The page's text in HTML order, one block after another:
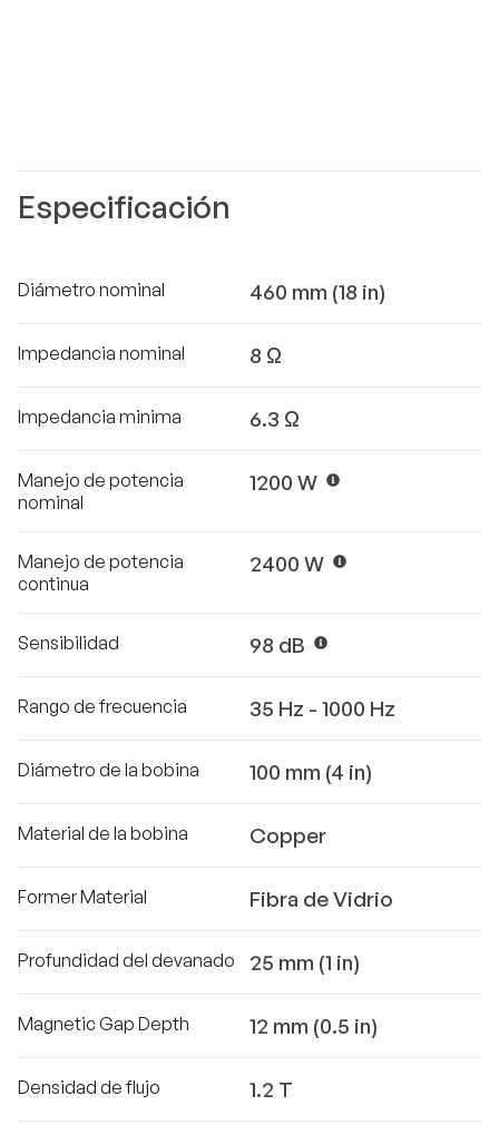
Especificación
Diámetro nominal 460 mm (18 in)
Impedancia nominal 8 Ω
Impedancia minima 6.3 Ω
Manejo de potencia
nominal
1200 W
Manejo de potencia
continua
2400 W
Sensibilidad 98 dB
Rango de frecuencia 35 Hz - 1000 Hz
Diámetro de la bobina 100 mm (4 in)
Material de la bobina Copper
Former Material Fibra de Vidrio
Profundidad del devanado 25 mm (1 in)
Magnetic Gap Depth 12 mm (0.5 in)
Densidad de flujo 1.2 T